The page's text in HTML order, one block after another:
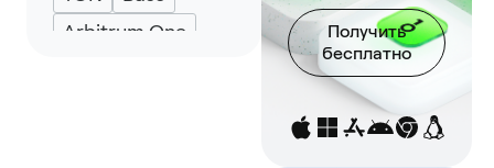
Arbitrum One
Получить
бесплатно